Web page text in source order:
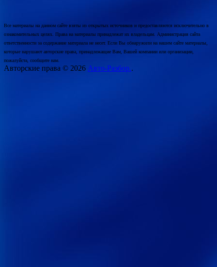
Все материалы на данном сайте взяты из открытых источников и предоставляются исключительно в
ознакомительных целях. Права на материалы принадлежат их владельцам. Администрация сайта
ответственности за содержание материала не несет. Если Вы обнаружили на нашем сайте материалы,
которые нарушают авторские права, принадлежащие Вам, Вашей компании или организации,
пожалуйста, сообщите нам.
Авторские права © 2026 Авто-Разбор..